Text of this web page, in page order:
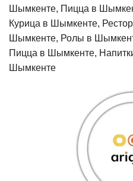
Шымкенте, Пицца в
Курица в Шымкенте,
Шымкенте, Ролы в
Пицца в Шымкенте,
Шымкенте